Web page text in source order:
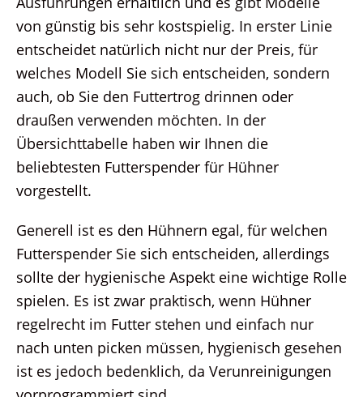
von günstig bis sehr kostspielig. In erster Linie
entscheidet natürlich nicht nur der Preis, für
welches Modell Sie sich entscheiden, sondern
auch, ob Sie den Futtertrog drinnen oder
draußen verwenden möchten. In der
Übersichttabelle haben wir Ihnen die
beliebtesten Futterspender für Hühner
vorgestellt.
Generell ist es den Hühnern egal, für welchen
Futterspender Sie sich entscheiden, allerdings
sollte der hygienische Aspekt eine wichtige Rolle
spielen. Es ist zwar praktisch, wenn Hühner
regelrecht im Futter stehen und einfach nur
nach unten picken müssen, hygienisch gesehen
ist es jedoch bedenklich, da Verunreinigungen